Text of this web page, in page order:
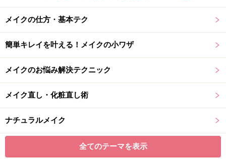
メイクの仕方・基本テク
簡単キレイを叶える！メイクの小ワザ
メイクのお悩み解決テクニック
メイク直し・化粧直し術
ナチュラルメイク
全てのテーマを表示